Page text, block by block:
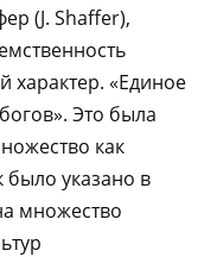
(J. Shaffer),
характер. «Единое
Это была
как
было указано в
множество